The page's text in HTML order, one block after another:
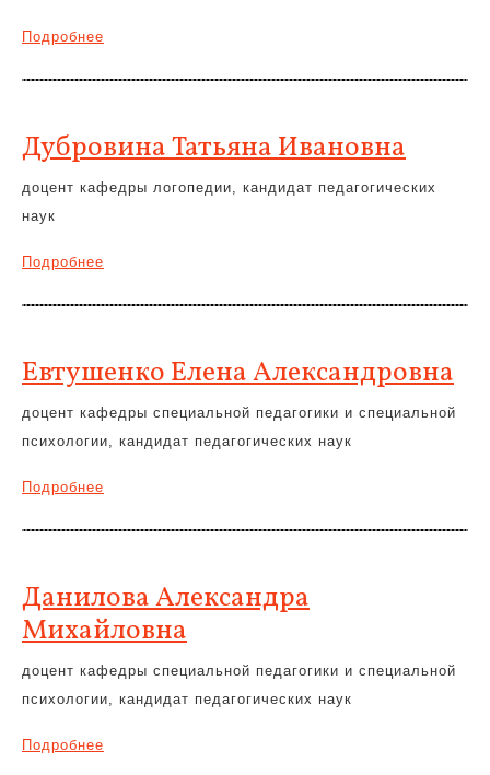
Подробнее
Дубровина Татьяна Ивановна
доцент кафедры логопедии, кандидат педагогических
наук
Подробнее
Евтушенко Елена Александровна
доцент кафедры специальной педагогики и специальной
психологии, кандидат педагогических наук
Подробнее
Данилова Александра
Михайловна
доцент кафедры специальной педагогики и специальной
психологии, кандидат педагогических наук
Подробнее